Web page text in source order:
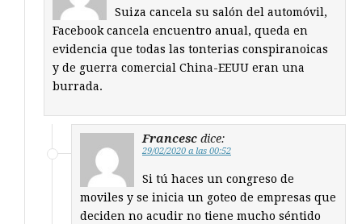
Suiza cancela su salón del automóvil,
Facebook cancela encuentro anual, queda en
evidencia que todas las tonterias conspiranoicas
y de guerra comercial China-EEUU eran una
burrada.
Francesc dice:
29/02/2020 a las 00:52
Si tú haces un congreso de
moviles y se inicia un goteo de empresas que
deciden no acudir no tiene mucho séntido